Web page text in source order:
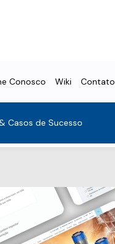
Conosco Wiki Contato
Casos de Sucesso